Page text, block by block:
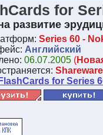
for
развитие
Series 60 -
Английский
06.07.2005 (
Shareware
FlashCards for Series